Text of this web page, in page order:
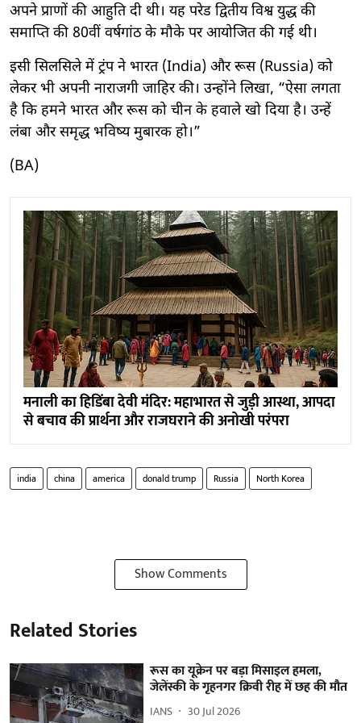
अपने प्राणों की आहुति दी थी। यह परेड द्वितीय विश्व युद्ध की
समाप्ति की 80वीं वर्षगांठ के मौके पर आयोजित की गई थी।
इसी सिलसिले में ट्रंप ने भारत (India) और रूस (Russia) को
लेकर भी अपनी नाराजगी जाहिर की। उन्होंने लिखा, “ऐसा लगता
है कि हमने भारत और रूस को चीन के हवाले खो दिया है। उन्हें
लंबा और समृद्ध भविष्य मुबारक हो।”
(BA)
मनाली का हिडिंबा देवी मंदिर: महाभारत से जुड़ी आस्था, आपदा
से बचाव की प्रार्थना और राजघराने की अनोखी परंपरा
india china america donald trump Russia North Korea
Show Comments
Related Stories
रूस का यूक्रेन पर बड़ा मिसाइल हमला,
जेलेंस्की के गृहनगर क्रिवी रीह में छह की मौत
IANS 30 Jul 2026